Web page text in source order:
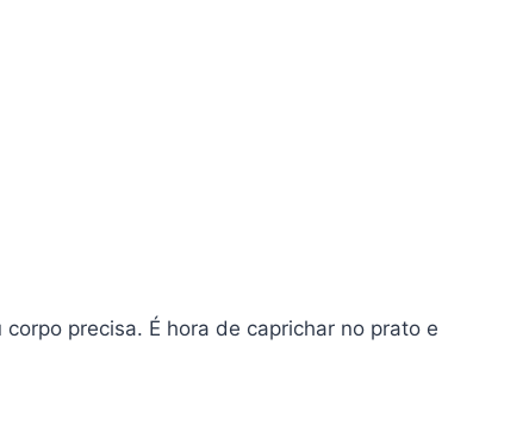
precisa. É hora de caprichar no prato e